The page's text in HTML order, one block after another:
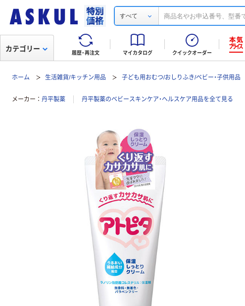
すべて
履歴・再注文 マイカタログ クイックオーダー
カテゴリー
ホーム 生活雑貨/キッチン用品 子ども用おむつ/おしりふき/ベビー・子供用品
メーカー 丹平製薬 丹平製薬のベビースキンケア・ヘルスケア用品を全て見る